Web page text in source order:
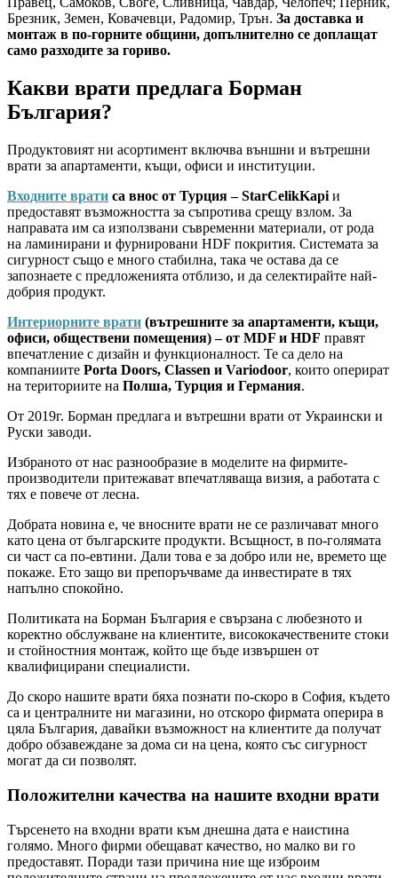
Брезник, Земен, Ковачевци, Радомир, Трън. За доставка и
монтаж в по-горните общини, допълнително се доплащат
само разходите за гориво.
Какви врати предлага Борман
България?
Продуктовият ни асортимент включва външни и вътрешни
врати за апартаменти, къщи, офиси и институции.
Входните врати са внос от Турция – StarCelikKapi и
предоставят възможността за съпротива срещу взлом. За
направата им са използвани съвременни материали, от рода
на ламинирани и фурнировани HDF покрития. Системата за
сигурност също е много стабилна, така че остава да се
запознаете с предложенията отблизо, и да селектирайте най-
добрия продукт.
Интериорните врати (вътрешните за апартаменти, къщи,
офиси, обществени помещения) – от MDF и HDF правят
впечатление с дизайн и функционалност. Те са дело на
компаниите Porta Doors, Classen и Variodoor, които оперират
на териториите на Полша, Турция и Германия.
От 2019г. Борман предлага и вътрешни врати от Украински и
Руски заводи.
Избраното от нас разнообразие в моделите на фирмите-
производители притежават впечатляваща визия, а работата с
тях е повече от лесна.
Добрата новина е, че вносните врати не се различават много
като цена от българските продукти. Всъщност, в по-голямата
си част са по-евтини. Дали това е за добро или не, времето ще
покаже. Ето защо ви препоръчваме да инвестирате в тях
напълно спокойно.
Политиката на Борман България е свързана с любезното и
коректно обслужване на клиентите, висококачествените стоки
и стойностния монтаж, който ще бъде извършен от
квалифицирани специалисти.
До скоро нашите врати бяха познати по-скоро в София, където
са и централните ни магазини, но отскоро фирмата оперира в
цяла България, давайки възможност на клиентите да получат
добро обзавеждане за дома си на цена, която със сигурност
могат да си позволят.
Положителни качества на нашите входни врати
Търсенето на входни врати към днешна дата е наистина
голямо. Много фирми обещават качество, но малко ви го
предоставят. Поради тази причина ние ще изброим